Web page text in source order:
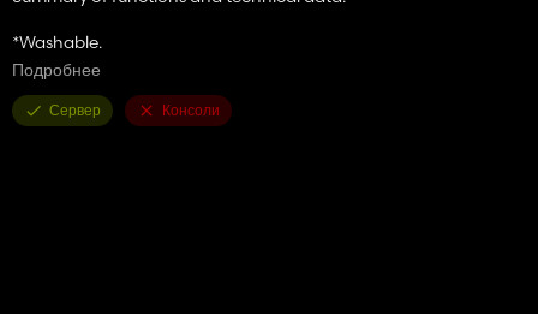
*Washable.
and when you attach the implement they up).
Подробнее
Сервер Консоли